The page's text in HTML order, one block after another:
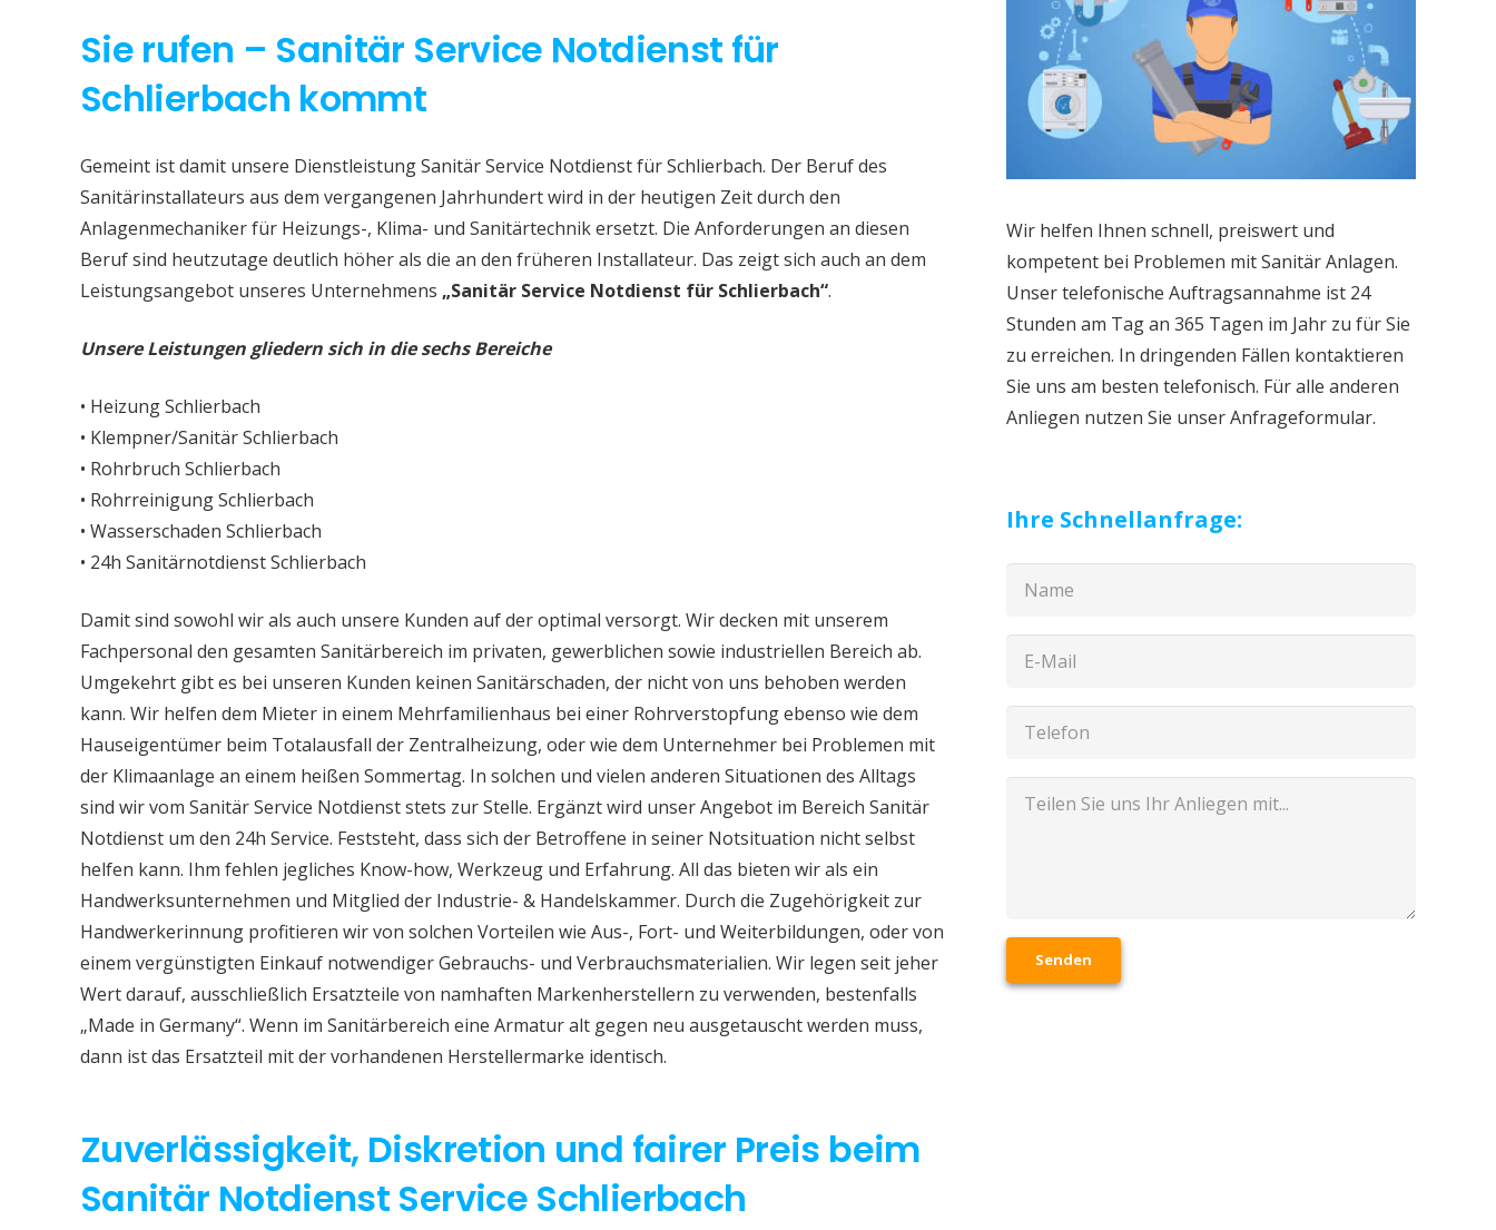
Sie rufen – Sanitär Service Notdienst für
Schlierbach kommt
Gemeint ist damit unsere Dienstleistung Sanitär Service Notdienst für Schlierbach. Der Beruf des
Sanitärinstallateurs aus dem vergangenen Jahrhundert wird in der heutigen Zeit durch den
Anlagenmechaniker für Heizungs-, Klima- und Sanitärtechnik ersetzt. Die Anforderungen an diesen
Beruf sind heutzutage deutlich höher als die an den früheren Installateur. Das zeigt sich auch an dem
Leistungsangebot unseres Unternehmens „Sanitär Service Notdienst für Schlierbach“.
Unsere Leistungen gliedern sich in die sechs Bereiche
• Heizung Schlierbach
• Klempner/Sanitär Schlierbach
• Rohrbruch Schlierbach
• Rohrreinigung Schlierbach
• Wasserschaden Schlierbach
• 24h Sanitärnotdienst Schlierbach
Damit sind sowohl wir als auch unsere Kunden auf der optimal versorgt. Wir decken mit unserem
Fachpersonal den gesamten Sanitärbereich im privaten, gewerblichen sowie industriellen Bereich ab.
Umgekehrt gibt es bei unseren Kunden keinen Sanitärschaden, der nicht von uns behoben werden
kann. Wir helfen dem Mieter in einem Mehrfamilienhaus bei einer Rohrverstopfung ebenso wie dem
Hauseigentümer beim Totalausfall der Zentralheizung, oder wie dem Unternehmer bei Problemen mit
der Klimaanlage an einem heißen Sommertag. In solchen und vielen anderen Situationen des Alltags
sind wir vom Sanitär Service Notdienst stets zur Stelle. Ergänzt wird unser Angebot im Bereich Sanitär
Notdienst um den 24h Service. Feststeht, dass sich der Betroffene in seiner Notsituation nicht selbst
helfen kann. Ihm fehlen jegliches Know-how, Werkzeug und Erfahrung. All das bieten wir als ein
Handwerksunternehmen und Mitglied der Industrie- & Handelskammer. Durch die Zugehörigkeit zur
Handwerkerinnung profitieren wir von solchen Vorteilen wie Aus-, Fort- und Weiterbildungen, oder von
einem vergünstigten Einkauf notwendiger Gebrauchs- und Verbrauchsmaterialien. Wir legen seit jeher
Wert darauf, ausschließlich Ersatzteile von namhaften Markenherstellern zu verwenden, bestenfalls
„Made in Germany“. Wenn im Sanitärbereich eine Armatur alt gegen neu ausgetauscht werden muss,
dann ist das Ersatzteil mit der vorhandenen Herstellermarke identisch.
Zuverlässigkeit, Diskretion und fairer Preis beim
Sanitär Notdienst Service Schlierbach
Wir helfen Ihnen schnell, preiswert und
kompetent bei Problemen mit Sanitär Anlagen.
Unser telefonische Auftragsannahme ist 24
Stunden am Tag an 365 Tagen im Jahr zu für Sie
zu erreichen. In dringenden Fällen kontaktieren
Sie uns am besten telefonisch. Für alle anderen
Anliegen nutzen Sie unser Anfrageformular.
Ihre Schnellanfrage:
Senden